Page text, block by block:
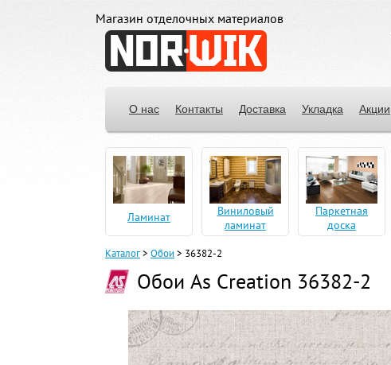
Магазин отделочных материалов
О нас Контакты Доставка Укладка Акции
Ламинат
Виниловый
ламинат
Паркетная
доска
Каталог> Обои> 36382-2
Обои As Creation 36382-2